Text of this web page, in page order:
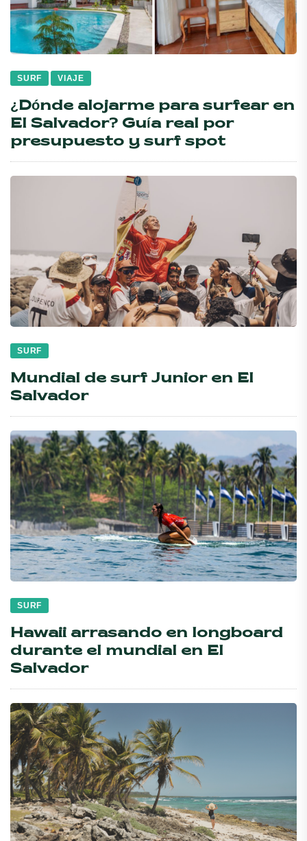
SURF VIAJE
¿Dónde alojarme para surfear en
El Salvador? Guía real por
presupuesto y surf spot
SURF
Mundial de surf Junior en El
Salvador
SURF
Hawaii arrasando en longboard
durante el mundial en El
Salvador